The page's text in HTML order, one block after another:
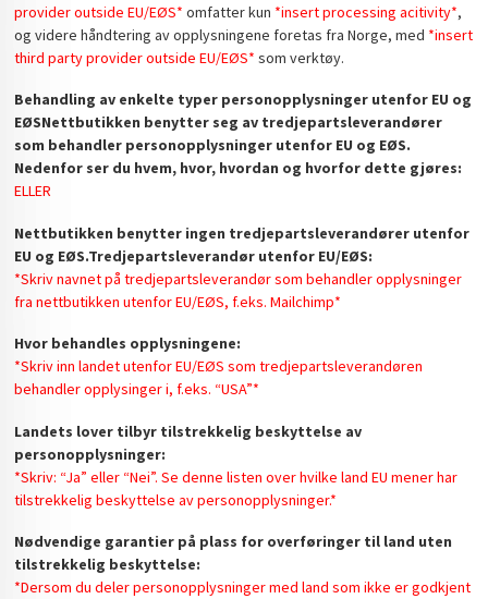
provider outside EU/EØS* omfatter kun *insert processing acitivity*,
og videre håndtering av opplysningene foretas fra Norge, med *insert
third party provider outside EU/EØS* som verktøy.
Behandling av enkelte typer personopplysninger utenfor EU og
EØSNettbutikken benytter seg av tredjepartsleverandører
som behandler personopplysninger utenfor EU og EØS.
Nedenfor ser du hvem, hvor, hvordan og hvorfor dette gjøres:
ELLER
Nettbutikken benytter ingen tredjepartsleverandører utenfor
EU og EØS.Tredjepartsleverandør utenfor EU/EØS:
*Skriv navnet på tredjepartsleverandør som behandler opplysninger
fra nettbutikken utenfor EU/EØS, f.eks. Mailchimp*
Hvor behandles opplysningene:
*Skriv inn landet utenfor EU/EØS som tredjepartsleverandøren
behandler opplysinger i, f.eks. “USA”*
Landets lover tilbyr tilstrekkelig beskyttelse av
personopplysninger:
*Skriv: “Ja” eller “Nei”. Se denne listen over hvilke land EU mener har
tilstrekkelig beskyttelse av personopplysninger.*
Nødvendige garantier på plass for overføringer til land uten
tilstrekkelig beskyttelse:
*Dersom du deler personopplysninger med land som ikke er godkjent